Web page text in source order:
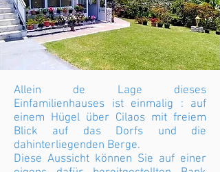
Allein de Lage dieses
Einfamilienhauses ist einmalig : auf
einem Hügel über Cilaos mit freiem
Blick auf das Dorfs und die
dahinterliegenden Berge.
Diese Aussicht können Sie auf einer